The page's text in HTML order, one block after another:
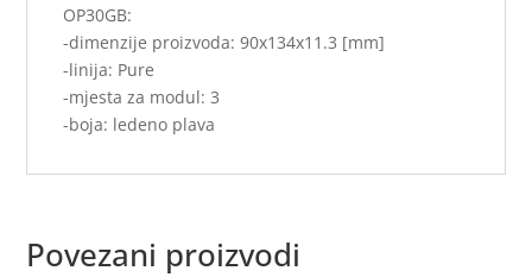
OP30GB:
-dimenzije proizvoda: 90x134x11.3 [mm]
-linija: Pure
-mjesta za modul: 3
-boja: ledeno plava
Povezani proizvodi